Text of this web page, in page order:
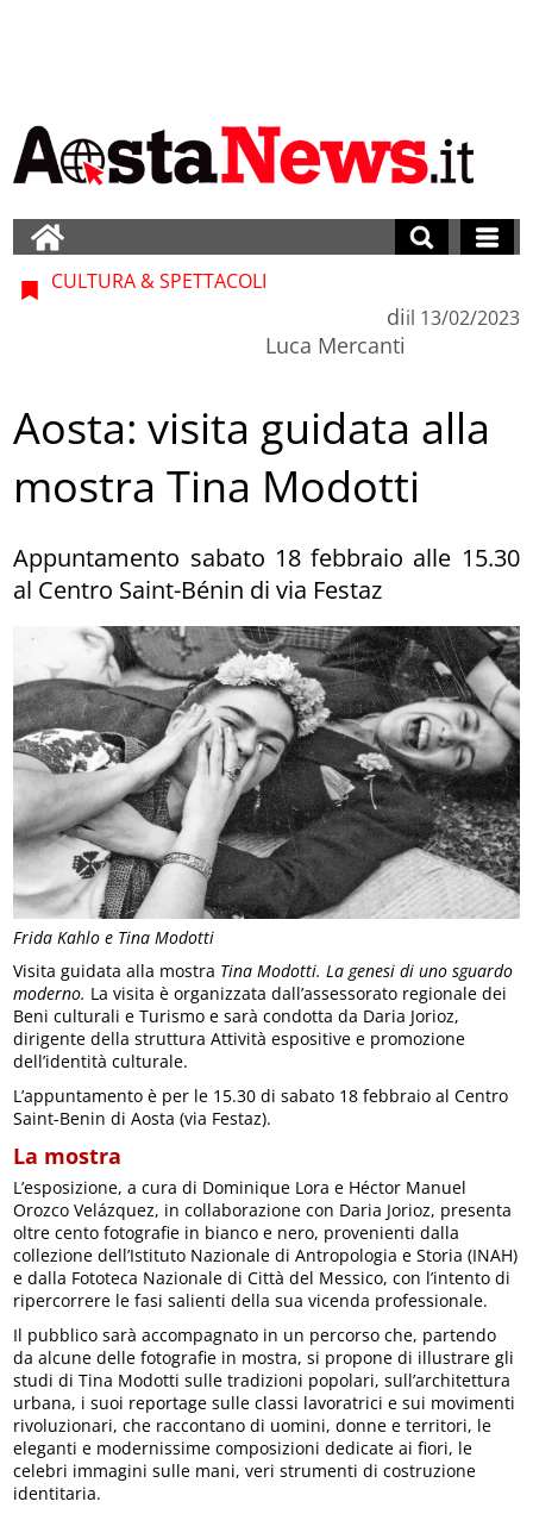
Frida Kahlo e Tina Modotti
CULTURA & SPETTACOLI
di
Luca Mercanti
il 13/02/2023
Aosta: visita guidata alla
mostra Tina Modotti
Appuntamento sabato 18 febbraio alle 15.30
al Centro Saint-Bénin di via Festaz
Visita guidata alla mostra Tina Modotti. La genesi di uno sguardo
moderno. La visita è organizzata dall’assessorato regionale dei
Beni culturali e Turismo e sarà condotta da Daria Jorioz,
dirigente della struttura Attività espositive e promozione
dell’identità culturale.
L’appuntamento è per le 15.30 di sabato 18 febbraio al Centro
Saint-Benin di Aosta (via Festaz).
La mostra
L’esposizione, a cura di Dominique Lora e Héctor Manuel
Orozco Velázquez, in collaborazione con Daria Jorioz, presenta
oltre cento fotografie in bianco e nero, provenienti dalla
collezione dell’Istituto Nazionale di Antropologia e Storia (INAH)
e dalla Fototeca Nazionale di Città del Messico, con l’intento di
ripercorrere le fasi salienti della sua vicenda professionale.
Il pubblico sarà accompagnato in un percorso che, partendo
da alcune delle fotografie in mostra, si propone di illustrare gli
studi di Tina Modotti sulle tradizioni popolari, sull’architettura
urbana, i suoi reportage sulle classi lavoratrici e sui movimenti
rivoluzionari, che raccontano di uomini, donne e territori, le
eleganti e modernissime composizioni dedicate ai fiori, le
celebri immagini sulle mani, veri strumenti di costruzione
identitaria.